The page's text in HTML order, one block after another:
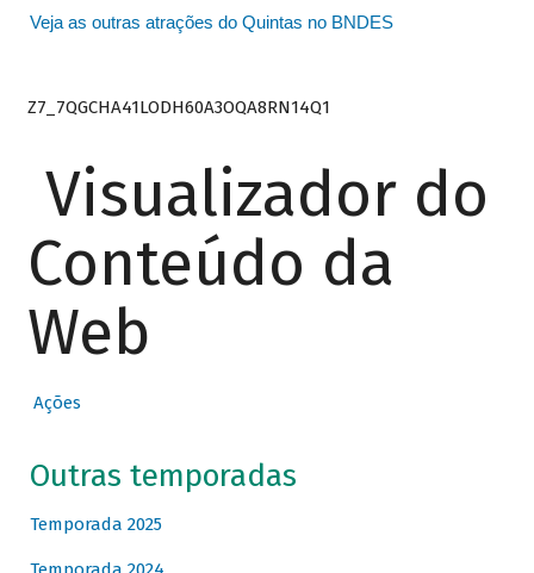
Veja as outras atrações do Quintas no BNDES
Z7_7QGCHA41LODH60A3OQA8RN14Q1
Visualizador do
Conteúdo da
Web
Ações
Outras temporadas
Temporada 2025